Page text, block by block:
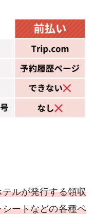
ルが発行する領収
ートなどの各種ペ